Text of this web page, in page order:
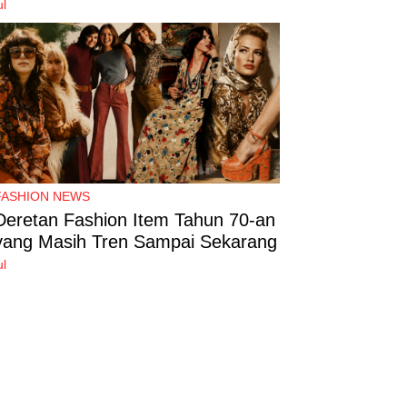
NEWS
Fashion Item Tahun 70-an
Masih Tren Sampai Sekarang